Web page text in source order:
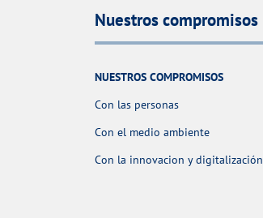
Nuestros compromisos
NUESTROS COMPROMISOS
Con las personas
Con el medio ambiente
Con la innovacion y digitalización